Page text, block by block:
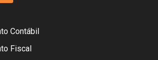
Contábil
Fiscal